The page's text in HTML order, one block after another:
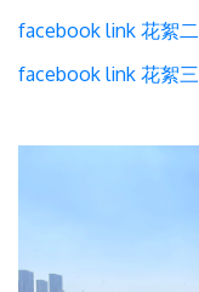
facebook link 花絮二
facebook link 花絮三